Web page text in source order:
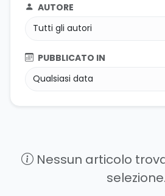
AUTORE
PUBBLICATO IN
Nessun articolo
selezione.